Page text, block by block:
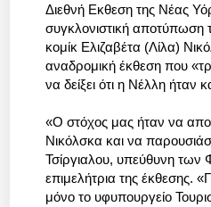
Διεθνή Εκθεση της Νέας
συγκλονιστική
κομίκ Ελιζαβέτα (Λίλα)
αναδρομική έκθεση που
να δείξει ότι η Νέλλη
«Ο στόχος μας ήταν να
Νικόλσκα και να
Τσίργιαλου, υπεύθυνη
επιμελήτρια της έκθεσης.
μόνο το υφυπουργείο